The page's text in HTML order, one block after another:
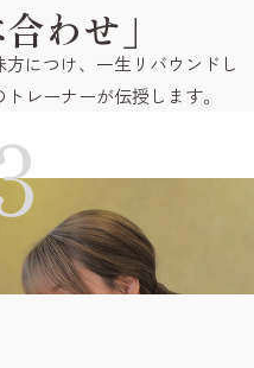
わせ」
につけ、一生リバウンドし
レーナーが伝授します。